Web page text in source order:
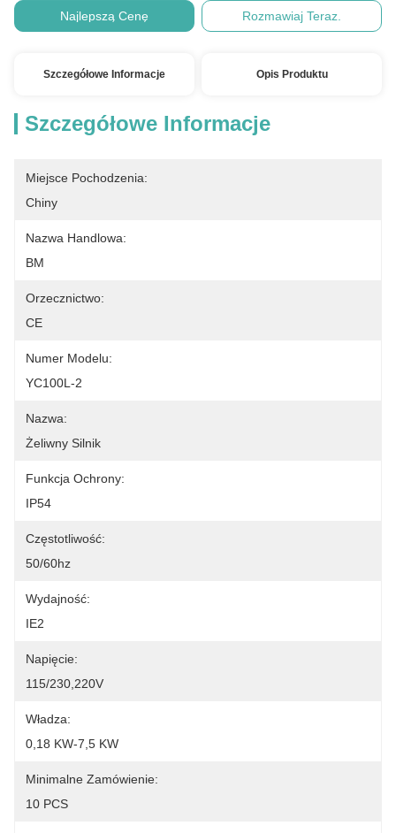
Najlepszą Cenę Rozmawiaj Teraz.
Szczegółowe Informacje Opis Produktu
Szczegółowe Informacje
Miejsce Pochodzenia:
Chiny
Nazwa Handlowa:
BM
Orzecznictwo:
CE
Numer Modelu:
YC100L-2
Nazwa:
Żeliwny Silnik
Funkcja Ochrony:
IP54
Częstotliwość:
50/60hz
Wydajność:
IE2
Napięcie:
115/230,220V
Władza:
0,18 KW-7,5 KW
Minimalne Zamówienie:
10 PCS